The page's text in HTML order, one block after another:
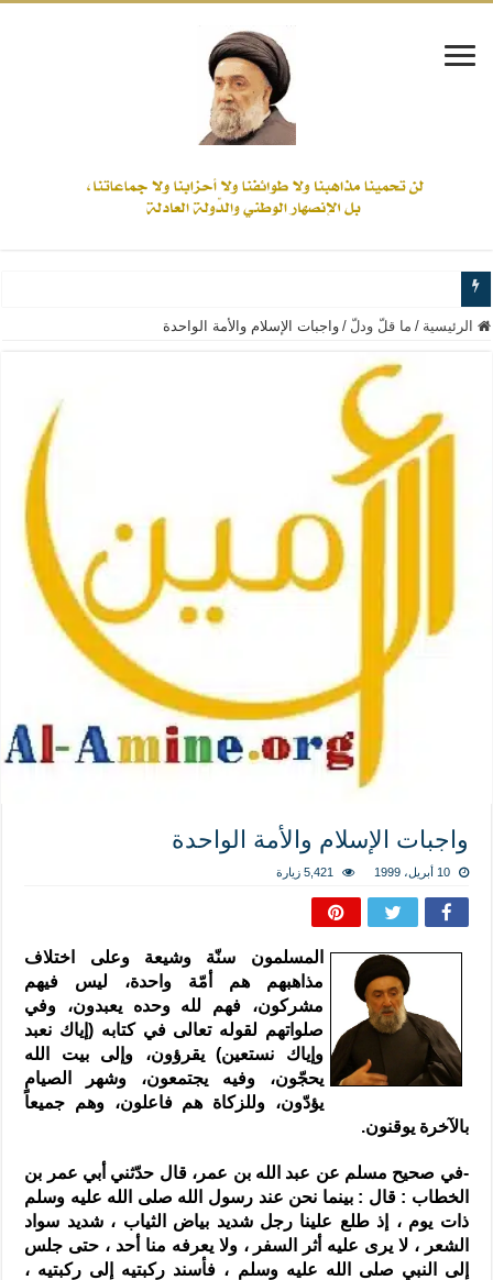
www.alamine.net
مواقف وآراء العلاّمة السيد علي الأمين من الأحداث والقضايا - اضغط للاطلاع
إذا كان التسنن هو الإيمان بسنة رسول الله ( صلى الله عليه وآله) فكلّ
علاقات المذاهب والأديان لا يجوز أن تكون على حساب الأوطان
لن تحمينا مذاهبنا ولا طوائفنا ولا أحزابنا ولا جماعاتنا، بل الإنصهار الوطني والدولة
المذاهب ليست قدرًا لا يمكن تجاوزه
ليست المنفعة تأتي من إسلامية النّظام كما لا تأتي المضرة من مسيحية النظام
المتهاون بوطنه متهاون بدينه حتماً
نسج العلاقة مع الآخر تكون من خلال منظومة القيم و المبادئ الانسانية التي تجعل
الرئيسية / ما قلّ ودلّ / واجبات الإسلام والأمة الواحدة
واجبات الإسلام والأمة الواحدة
10 أبريل، 1999 5,421 زيارة
المسلمون سنّة وشيعة وعلى اختلاف
مذاهبهم هم أمّة واحدة، ليس فيهم
مشركون، فهم لله وحده يعبدون، وفي
صلواتهم لقوله تعالى في كتابه (إياك نعبد
وإياك نستعين) يقرؤون، وإلى بيت الله
يحجّون، وفيه يجتمعون، وشهر الصيام
يؤدّون، وللزكاة هم فاعلون، وهم جميعاً
بالآخرة يوقنون.
-في صحيح مسلم عن عبد الله بن عمر، قال حدّثني أبي عمر بن
الخطاب : قال : بينما نحن عند رسول الله صلى الله عليه وسلم
ذات يوم ، إذ طلع علينا رجل شديد بياض الثياب ، شديد سواد
الشعر ، لا يرى عليه أثر السفر ، ولا يعرفه منا أحد ، حتى جلس
إلى النبي صلى الله عليه وسلم ، فأسند ركبتيه إلى ركبتيه ،